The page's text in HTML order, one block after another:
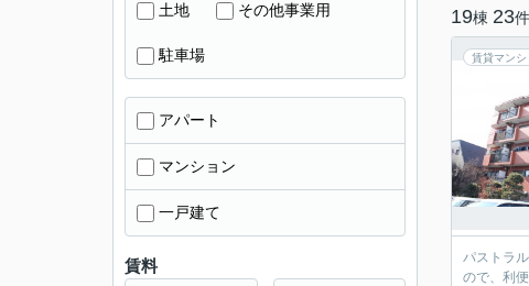
19棟 23件
賃貸マンシ
パストラ
ので、利
土地 その他事業用
駐車場
アパート
マンション
一戸建て
賃料